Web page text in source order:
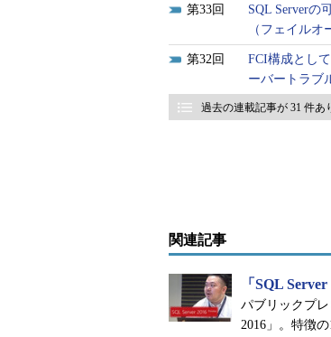
していた。Windows
を確認すると、「
33
SQL Serverの
（フェイルオ
32
FCI構成とし
ーバートラブ
過去の連載記事が 31 件あ
関連記事
「SQL
パブリックプ
2016」。特徴